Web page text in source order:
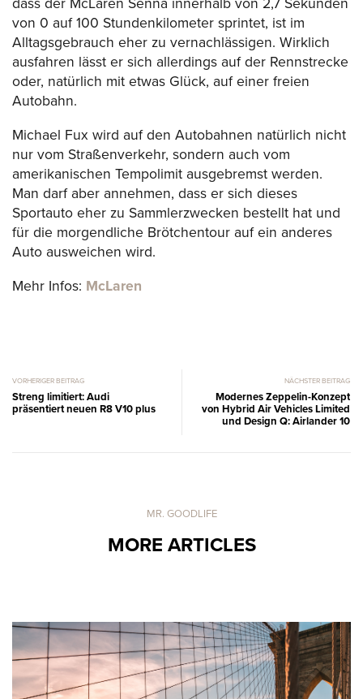
dass der McLaren Senna innerhalb von 2,7 Sekunden
von 0 auf 100 Stundenkilometer sprintet, ist im
Alltagsgebrauch eher zu vernachlässigen. Wirklich
ausfahren lässt er sich allerdings auf der Rennstrecke
oder, natürlich mit etwas Glück, auf einer freien
Autobahn.
Michael Fux wird auf den Autobahnen natürlich nicht
nur vom Straßenverkehr, sondern auch vom
amerikanischen Tempolimit ausgebremst werden.
Man darf aber annehmen, dass er sich dieses
Sportauto eher zu Sammlerzwecken bestellt hat und
für die morgendliche Brötchentour auf ein anderes
Auto ausweichen wird.
Mehr Infos: McLaren
VORHERIGER BEITRAG
Streng limitiert: Audi
präsentiert neuen R8 V10 plus
NÄCHSTER BEITRAG
Modernes Zeppelin-Konzept
von Hybrid Air Vehicles Limited
und Design Q: Airlander 10
MR. GOODLIFE
MORE ARTICLES